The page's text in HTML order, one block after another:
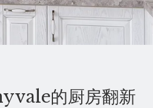
的厨房翻新